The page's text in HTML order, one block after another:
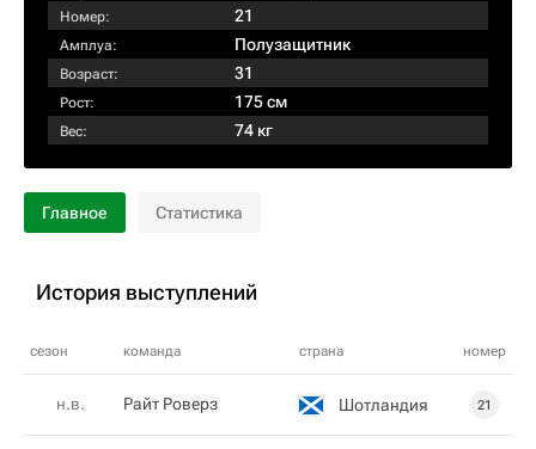
Номер: 21
Амплуа: Полузащитник
Возраст: 31
Рост: 175 см
Вес: 74 кг
Главное Статистика
История выступлений
сезон команда страна номер
н.в. Райт Роверз Шотландия 21